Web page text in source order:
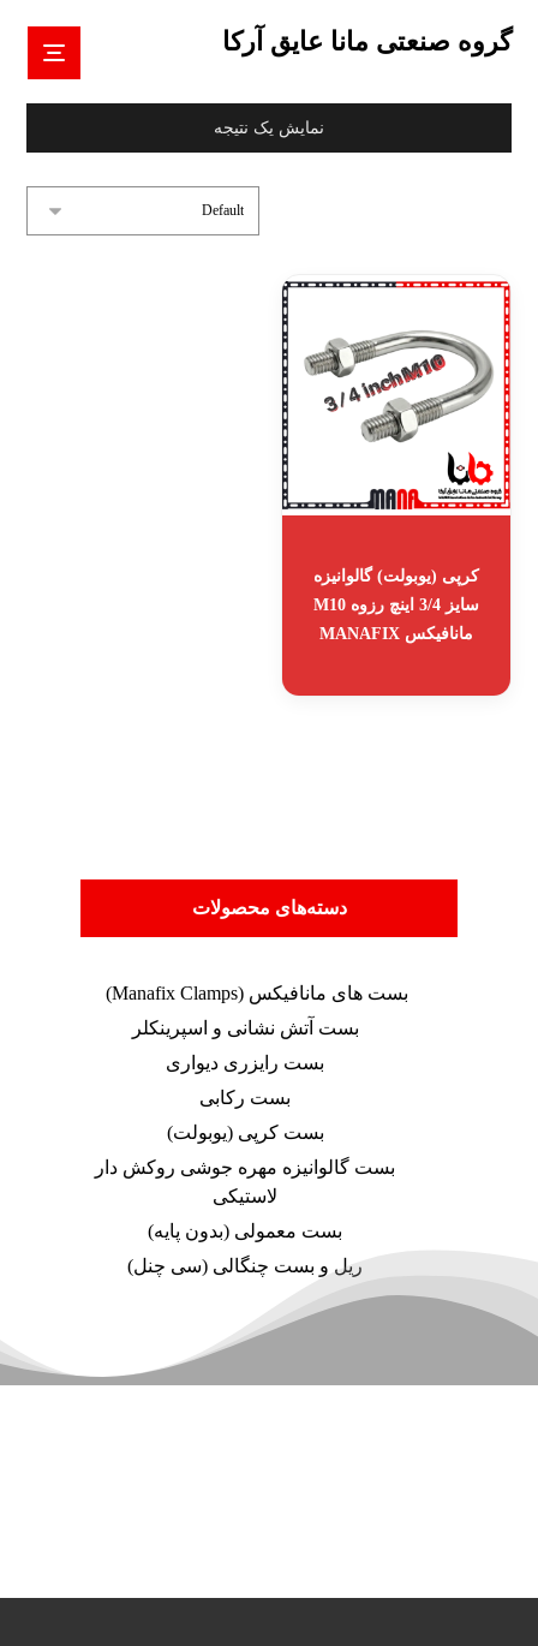
گروه صنعتی مانا عایق آرکا
نمایش یک نتیجه
کرپی (یوبولت) گالوانیزه
سایز 3/4 اینچ رزوه M10
مانافیکس MANAFIX
دسته‌های محصولات
بست های مانافیکس (Manafix Clamps)
بست آتش نشانی و اسپرینکلر
بست رایزری دیواری
بست رکابی
بست کرپی (یوبولت)
بست گالوانیزه مهره جوشی روکش دار
لاستیکی
بست معمولی (بدون پایه)
ریل و بست چنگالی (سی چنل)